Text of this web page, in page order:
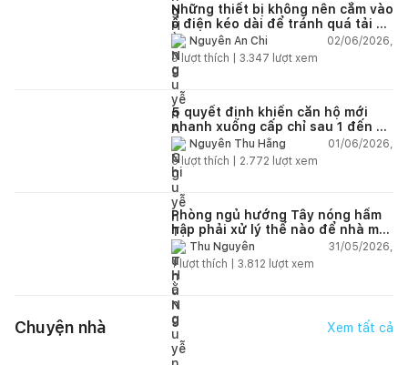
Những thiết bị không nên cắm vào
ổ điện kéo dài để tránh quá tải và
chập cháy trong nhà
Nguyễn An Chi
02/06/2026,
9lượt thích | 3.347 lượt xem
5 quyết định khiến căn hộ mới
nhanh xuống cấp chỉ sau 1 đến 2
nămNguyễn Thu Hằng
01/06/2026,
5lượt thích | 2.772 lượt xem
Phòng ngủ hướng Tây nóng hầm
hập phải xử lý thế nào để nhà mát
hơn?Thu Nguyễn
31/05/2026,
1lượt thích | 3.812 lượt xem
Chuyện nhà Xem tất cả